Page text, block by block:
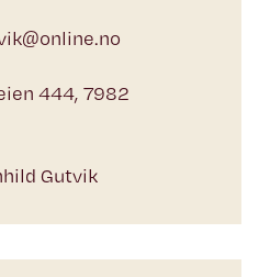
444, 7982
Gutvik